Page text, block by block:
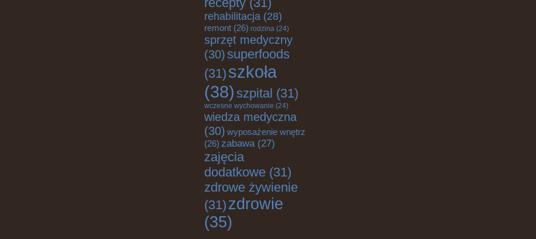
rehabilitacja (28)
remont (26) rodzina (24)
sprzęt medyczny
(30)superfoods
(31) szkoła
(38) szpital (31)
wczesne wychowanie (24)
wiedza medyczna
(30) wyposażenie wnętrz
(26) zabawa(27)
zajęcia
dodatkowe (31)
zdrowe żywienie
(31) zdrowie
(35)